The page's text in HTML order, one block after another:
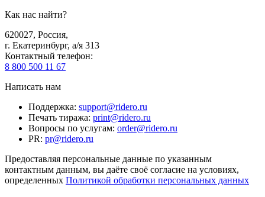
Как нас найти?
620027, Россия,
г. Екатеринбург, а/я 313
Контактный телефон:
8 800 500 11 67
Написать нам
Поддержка: support@ridero.ru
Печать тиража: print@ridero.ru
Вопросы по услугам: order@ridero.ru
PR: pr@ridero.ru
Предоставляя персональные данные по указанным
контактным данным, вы даёте своё согласие на условиях,
определенных Политикой обработки персональных данных